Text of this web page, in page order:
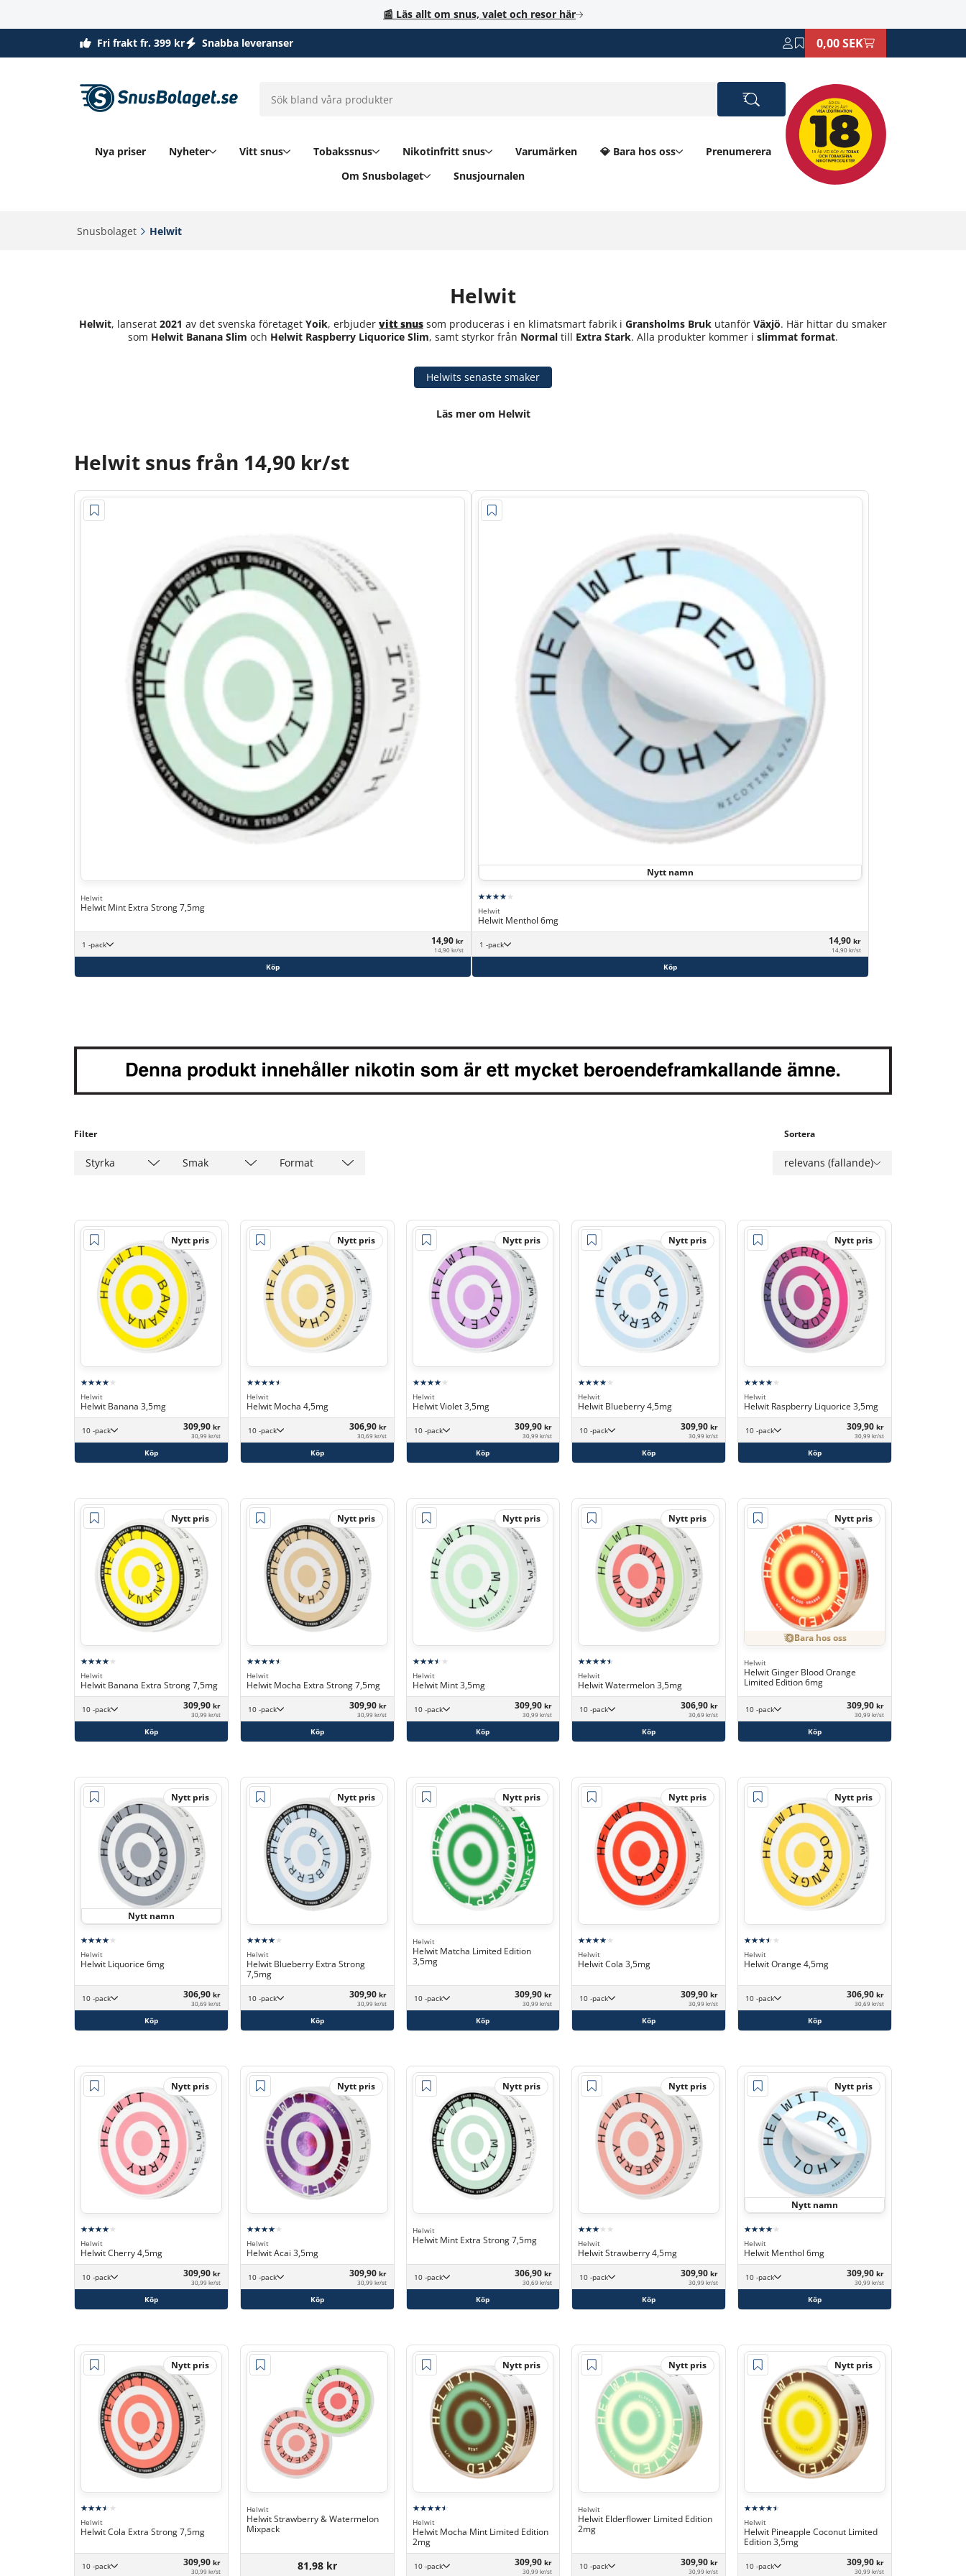
📰 Läs allt om snus, valet och resor här
Fri frakt fr. 399 kr Snabba leveranser 0,00 SEK
Nya priser Nyheter Vitt snus Tobakssnus Nikotinfritt snus Varumärken 💎 Bara hos oss
Prenumerera
Om Snusbolaget
Snusjournalen
Snusbolaget‎ Helwit‎
Helwit
Helwit, lanserat 2021 av det svenska företaget Yoik, erbjuder vitt snus som produceras i en klimatsmart fabrik i Gransholms Bruk utanför Växjö. Här hittar du smaker
som Helwit Banana Slim och Helwit Raspberry Liquorice Slim, samt styrkor från Normal till Extra Stark. Alla produkter kommer i slimmat format.
Helwits senaste smaker
Läs mer om Helwit
Helwit snus från 14,90 kr/st
Helwit
Helwit Mint Extra Strong 7,5mg
1 -pack 14,90 kr
14,90 kr/st
Köp
Nytt namn
Helwit
Helwit Menthol 6mg
1 -pack 14,90 kr
14,90 kr/st
Köp
Filter Sortera
relevans (fallande)
Styrka Smak Format
Nytt pris
Helwit
Helwit Banana 3,5mg
10 -pack 309,90 kr
30,99 kr/st
Köp
Nytt pris
Helwit
Helwit Mocha 4,5mg
10 -pack 306,90 kr
30,69 kr/st
Köp
Nytt pris
Helwit
Helwit Violet 3,5mg
10 -pack 309,90kr
30,99 kr/st
Köp
Nytt pris
Helwit
Helwit Blueberry 4,5mg
10 -pack 309,90kr
30,99 kr/st
Köp
Nytt pris
Helwit
Helwit Raspberry Liquorice 3,5mg
10 -pack 309,90 kr
30,99 kr/st
Köp
Nytt pris
Helwit
Helwit Banana Extra Strong 7,5mg
10 -pack 309,90 kr
30,99 kr/st
Köp
Nytt pris
Helwit
Helwit Mocha Extra Strong 7,5mg
10 -pack 309,90 kr
30,99 kr/st
Köp
Nytt pris
Helwit
Helwit Mint 3,5mg
10 -pack 309,90kr
30,99 kr/st
Köp
Nytt pris
Helwit
Helwit Watermelon 3,5mg
10 -pack 306,90kr
30,69 kr/st
Köp
Nytt pris
Bara hos oss
Helwit
Helwit Ginger Blood Orange
Limited Edition 6mg
10 -pack 309,90 kr
30,99 kr/st
Köp
Nytt pris
Nytt namn
Helwit
Helwit Liquorice 6mg
10 -pack 306,90 kr
30,69 kr/st
Köp
Nytt pris
Helwit
Helwit Blueberry Extra Strong
7,5mg
10 -pack 309,90 kr
30,99 kr/st
Köp
Nytt pris
Helwit
Helwit Matcha Limited Edition
3,5mg
10 -pack 309,90kr
30,99 kr/st
Köp
Nytt pris
Helwit
Helwit Cola 3,5mg
10 -pack 309,90kr
30,99 kr/st
Köp
Nytt pris
Helwit
Helwit Orange 4,5mg
10 -pack 306,90 kr
30,69 kr/st
Köp
Nytt pris
Helwit
Helwit Cherry 4,5mg
10 -pack 309,90 kr
30,99 kr/st
Köp
Nytt pris
Helwit
Helwit Acai 3,5mg
10 -pack 309,90 kr
30,99 kr/st
Köp
Nytt pris
Helwit
Helwit Mint Extra Strong 7,5mg
10 -pack 306,90kr
30,69 kr/st
Köp
Nytt pris
Helwit
Helwit Strawberry 4,5mg
10 -pack 309,90kr
30,99 kr/st
Köp
Nytt pris
Nytt namn
Helwit
Helwit Menthol 6mg
10 -pack 309,90 kr
30,99 kr/st
Köp
Nytt pris
Helwit
Helwit Cola Extra Strong 7,5mg
10 -pack 309,90 kr
30,99 kr/st
Helwit
Helwit Strawberry & Watermelon
Mixpack
81,98 kr
Nytt pris
Helwit
Helwit Mocha Mint Limited Edition
2mg
10 -pack 309,90kr
30,99 kr/st
Nytt pris
Helwit
Helwit Elderflower Limited Edition
2mg
10 -pack 309,90kr
30,99 kr/st
Nytt pris
Helwit
Helwit Pineapple Coconut Limited
Edition 3,5mg
10 -pack 309,90 kr
30,99 kr/st